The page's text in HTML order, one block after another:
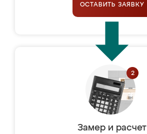
ОСТАВИТЬ ЗАЯВКУ
Замер и расчет